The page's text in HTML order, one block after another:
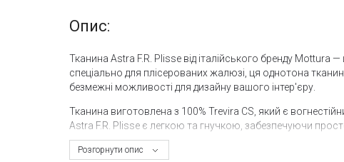
Розгорнути опис
Опис:
Тканина Astra F.R. Plisse від італійського бренду Mottura
спеціально для плісерованих жалюзі, ця однотона
безмежні можливості для дизайну вашого інтер'єру.
Тканина виготовлена з 100% Trevira CS, який є
Astra F.R. Plisse є легкою та гнучкою, забезпечуючи
З показниками стійкості кольору на рівні 6/7 та UV-